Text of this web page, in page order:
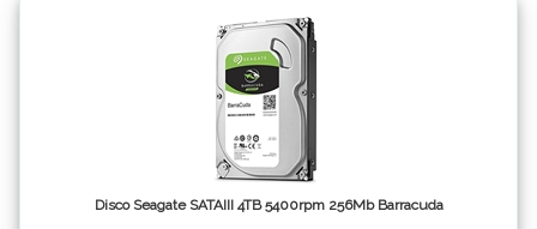
Disco Seagate SATAIII 4TB 5400rpm 256Mb Barracuda